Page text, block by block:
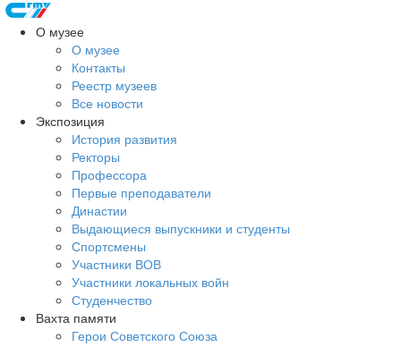
О музее
О музее
Контакты
Реестр музеев
Все новости
Экспозиция
История развития
Ректоры
Профессора
Первые преподаватели
Династии
Выдающиеся выпускники и студенты
Спортсмены
Участники ВОВ
Участники локальных войн
Студенчество
Вахта памяти
Герои Советского Союза